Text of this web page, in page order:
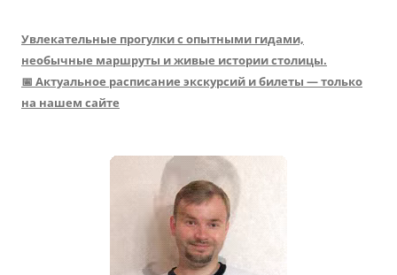
Увлекательные прогулки с опытными гидами,
необычные маршруты и живые истории столицы.
📅 Актуальное расписание экскурсий и билеты — только
на нашем сайте